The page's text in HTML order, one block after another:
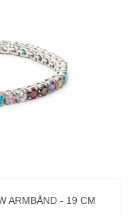
ARMBÅND - 19 CM